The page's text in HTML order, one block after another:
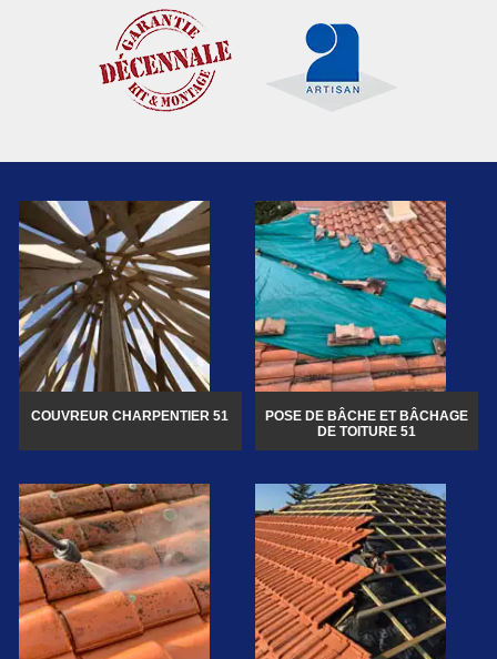
COUVREUR CHARPENTIER 51
POSE DE BÂCHE ET BÂCHAGE
DE TOITURE 51